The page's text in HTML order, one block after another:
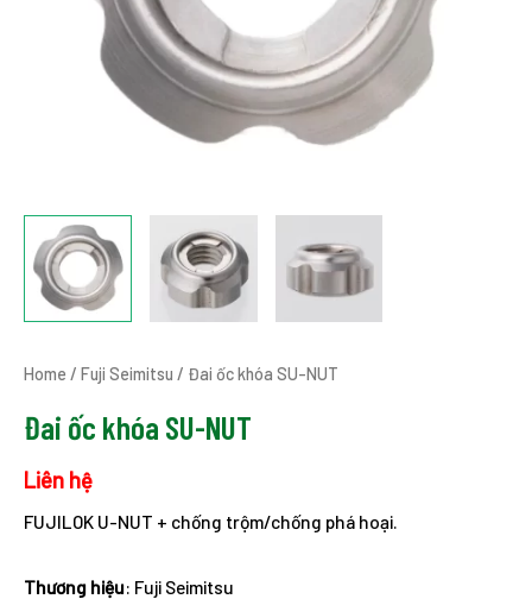
Home / Fuji Seimitsu / Đai ốc khóa SU-NUT
Đai ốc khóa SU-NUT
Liên hệ
FUJILOK U-NUT + chống trộm/chống phá hoại.
Thương hiệu: Fuji Seimitsu